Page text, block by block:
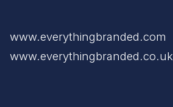
www.everythingbranded.com
www.everythingbranded.co.uk